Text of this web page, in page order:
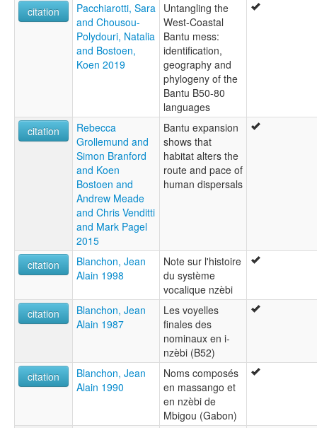
citation
Pacchiarotti, Sara
and Chousou-
Polydouri, Natalia
and Bostoen,
Koen 2019
Untangling the
West-Coastal
Bantu mess:
identification,
geography and
phylogeny of the
Bantu B50-80
languages
citation
Rebecca
Grollemund and
Simon Branford
and Koen
Bostoen and
Andrew Meade
and Chris Venditti
and Mark Pagel
2015
Bantu expansion
shows that
habitat alters the
route and pace of
human dispersals
citation
Blanchon, Jean
Alain 1998
Note sur l'histoire
du système
vocalique nzèbi
citation
Blanchon, Jean
Alain 1987
Les voyelles
finales des
nominaux en i-
nzèbi (B52)
citation
Blanchon, Jean
Alain 1990
Noms composés
en massango et
en nzèbi de
Mbigou (Gabon)